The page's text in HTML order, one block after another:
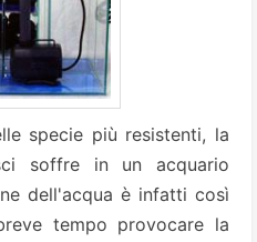
specie più resistenti, la
soffre in un acquario
dell'acqua è infatti così
tempo provocare la